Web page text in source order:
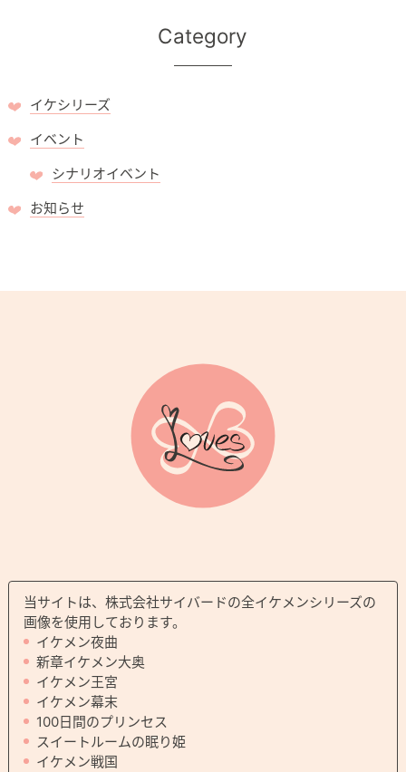
Category
イケシリーズ
イベント
シナリオイベント
お知らせ
当サイトは、株式会社サイバードの全イケメンシリーズの
画像を使用しております。
イケメン夜曲
新章イケメン大奥
イケメン王宮
イケメン幕末
100日間のプリンセス
スイートルームの眠り姫
イケメン戦国